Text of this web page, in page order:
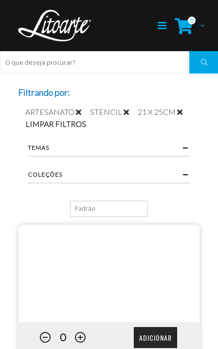
0
ADICIONAR
Filtrando por:
ARTESANATO STENCIL
21 X 25CM
LIMPAR FILTROS
TEMAS
COLEÇÕES